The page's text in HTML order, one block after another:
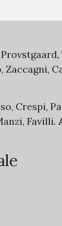
Zaccagni,
Crespi,
Favilli.